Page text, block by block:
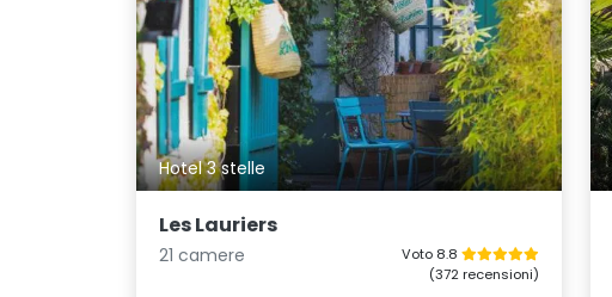
Hotel 3 stelle
Les Lauriers
21 camere
Voto 8.8
(372 recensioni)